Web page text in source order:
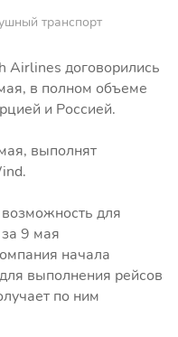
транспорт
Airlines договорились
в полном объеме
и Россией.
выполнят
для
9 мая
начала
выполнения рейсов
по ним